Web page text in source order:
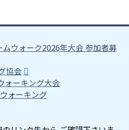
ウォーク2026年大会 参加者募
協会
ォーキング大会
ォーキング